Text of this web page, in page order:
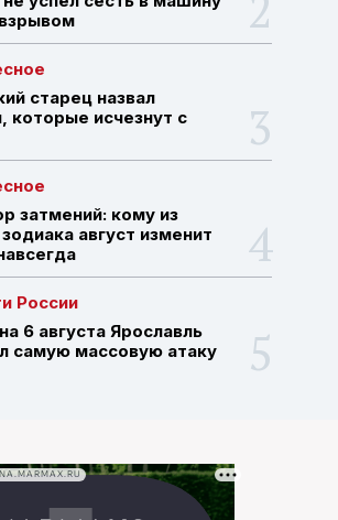
старец назвал
которые исчезнут с
затмений: кому из
август изменит
России
6 августа Ярославль
самую массовую атаку